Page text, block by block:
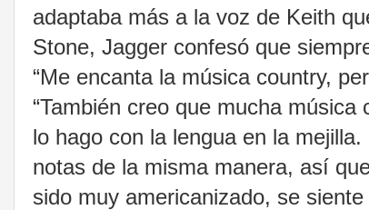
adaptaba más a la voz de Keith
Stone, Jagger confesó que
“Me encanta la música country,
“También creo que mucha
lo hago con la lengua en la
notas de la misma manera, así
sido muy americanizado, se